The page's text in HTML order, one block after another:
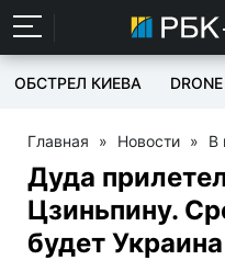
ОБСТРЕЛ КИЕВА
Главная » Новости » В
Дуда
Цзиньпину.
будет Украина